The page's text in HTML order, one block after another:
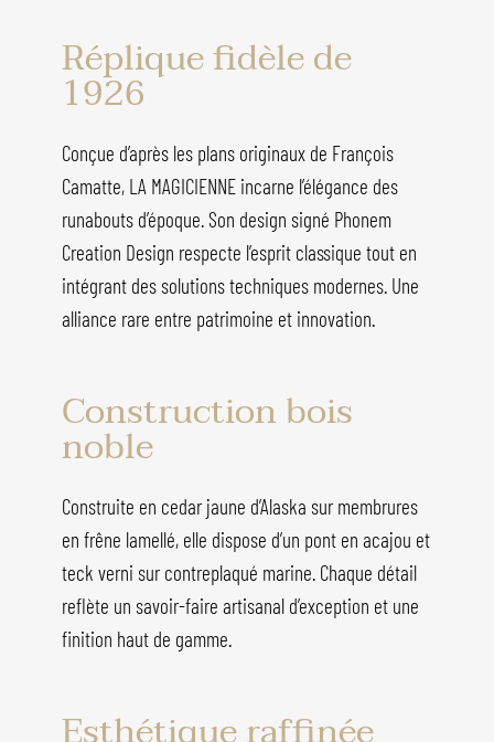
Réplique fidèle de
1926
Conçue d’après les plans originaux de François
Camatte, LA MAGICIENNE incarne l’élégance des
runabouts d’époque. Son design signé Phonem
Creation Design respecte l’esprit classique tout en
intégrant des solutions techniques modernes. Une
alliance rare entre patrimoine et innovation.
Construction bois
noble
Construite en cedar jaune d’Alaska sur membrures
en frêne lamellé, elle dispose d’un pont en acajou et
teck verni sur contreplaqué marine. Chaque détail
reflète un savoir-faire artisanal d’exception et une
finition haut de gamme.